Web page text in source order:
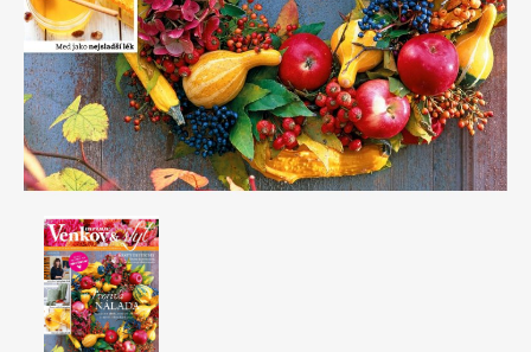
Svět ženy Marianne Venkov & styl